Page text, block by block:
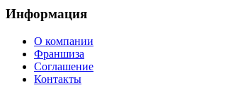
Информация
О компании
Франшиза
Соглашение
Контакты